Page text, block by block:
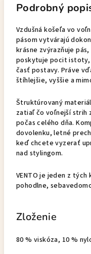
Podrobný
Vzdušná košeľa vo
pásom vytvárajú
krásne zvýrazňuje
poskytuje pocit istoty,
časť postavy. Práve
štíhlejšie, vyššie a
Štruktúrovaný
zatiaľ čo voľnejší strih
počas celého dňa.
dovolenku, letné
keď chcete vyzerať
nad stylingom.
VENTO je jeden z
pohodlne,
Zloženie
80 % viskóza, 10 %